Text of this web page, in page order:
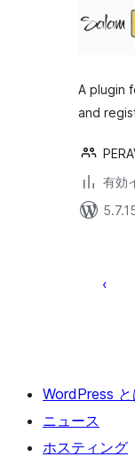
A plugin
and
有効
送
り
WordPress と
ニュース
ホスティング